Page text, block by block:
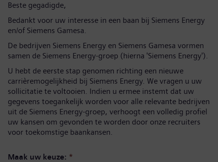
Beste gegadigde,
Bedankt voor uw interesse in een baan bij Siemens Energy
en/of Siemens Gamesa.
De bedrijven Siemens Energy en Siemens Gamesa vormen
samen de Siemens Energy-groep (hierna 'Siemens Energy').
U hebt de eerste stap genomen richting een nieuwe
carrièremogelijkheid bij Siemens Energy. We vragen u uw
sollicitatie te voltooien. Indien u ermee instemt dat uw
gegevens toegankelijk worden voor alle relevante bedrijven
uit de Siemens Energy-groep, verhoogt een volledig profiel
uw kansen om gevonden te worden door onze recruiters
voor toekomstige baankansen.
Maak uw keuze: *